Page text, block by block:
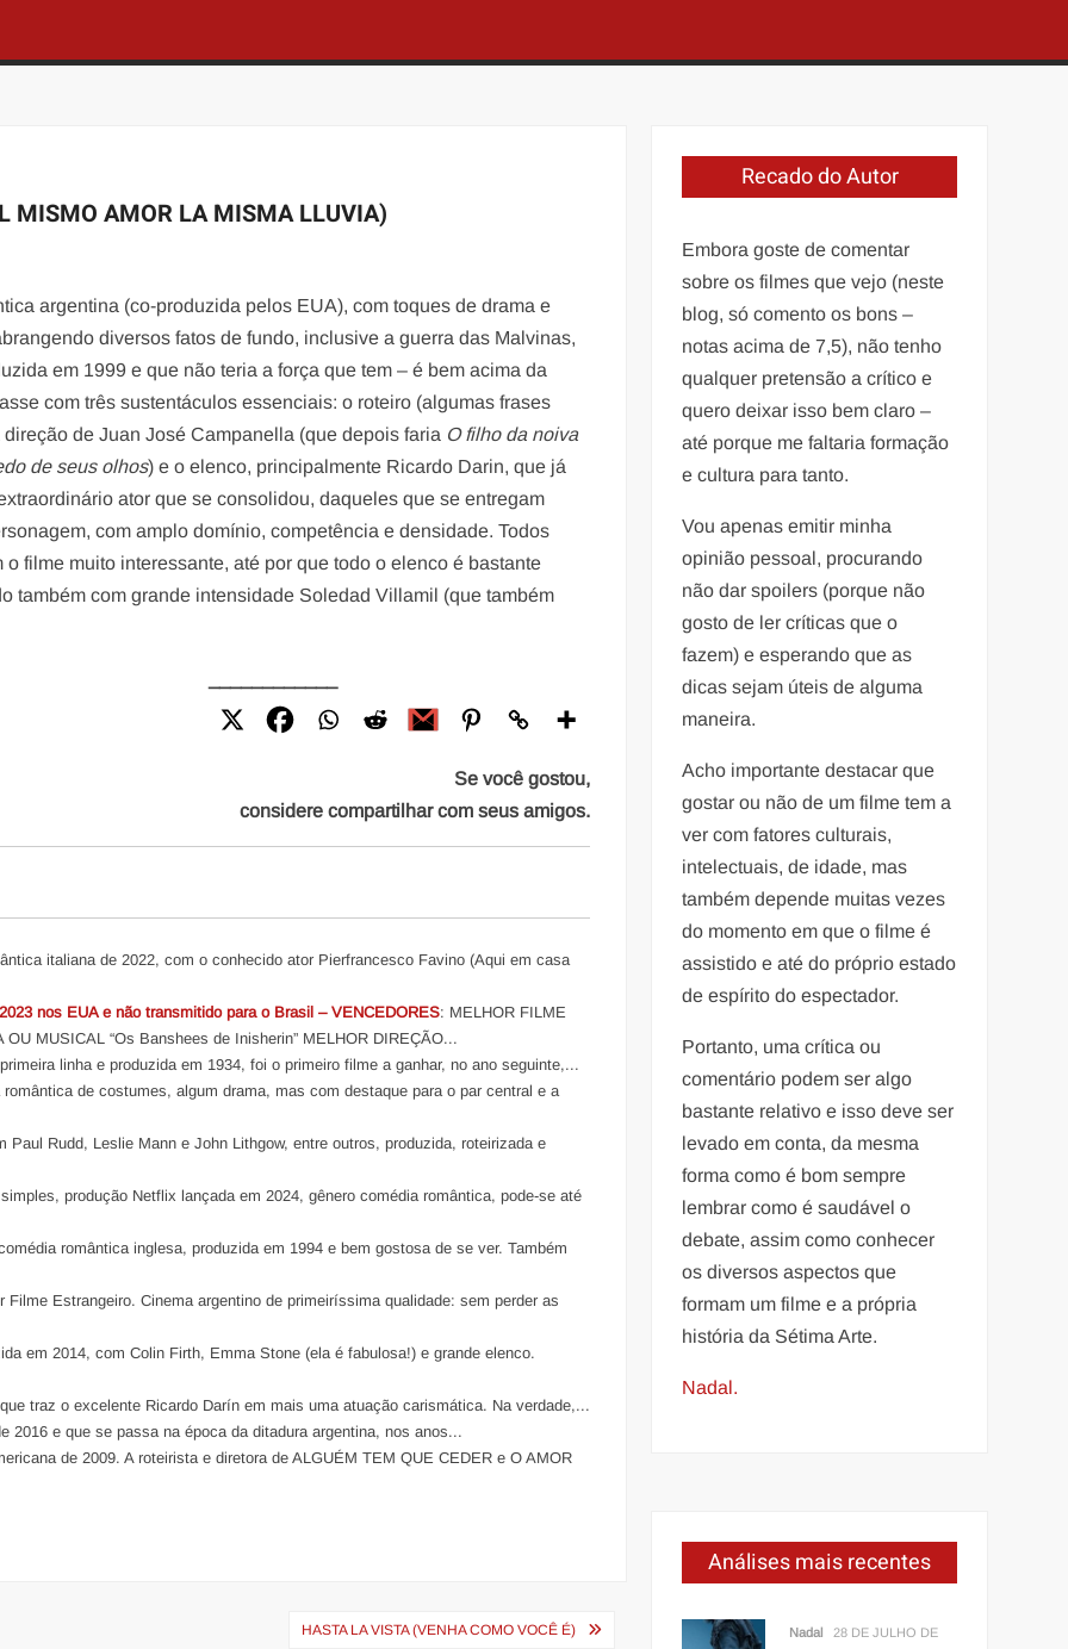
MISMO AMOR LA MISMA LLUVIA)
argentina (co-produzida pelos EUA), com toques de drama e
diversos fatos de fundo, inclusive a guerra das Malvinas,
em 1999 e que não teria a força que tem – é bem acima da
com três sustentáculos essenciais: o roteiro (algumas frases
direção de Juan José Campanella (que depois faria O filho da noiva
de seus olhos) e o elenco, principalmente Ricardo Darin, que já
ator que se consolidou, daqueles que se entregam
com amplo domínio, competência e densidade. Todos
o filme muito interessante, até por que todo o elenco é bastante
também com grande intensidade Soledad Villamil (que também
Se você gostou,
considere compartilhar com seus amigos.
italiana de 2022, com o conhecido ator Pierfrancesco Favino (Aqui em casa
nos EUA e não transmitido para o Brasil – VENCEDORES: MELHOR FILME
MUSICAL “Os Banshees de Inisherin” MELHOR DIREÇÃO...
linha e produzida em 1934, foi o primeiro filme a ganhar, no ano seguinte,...
romântica de costumes, algum drama, mas com destaque para o par central e a
Paul Rudd, Leslie Mann e John Lithgow, entre outros, produzida, roteirizada e
produção Netflix lançada em 2024, gênero comédia romântica, pode-se até
romântica inglesa, produzida em 1994 e bem gostosa de se ver. Também
Filme Estrangeiro. Cinema argentino de primeiríssima qualidade: sem perder as
em 2014, com Colin Firth, Emma Stone (ela é fabulosa!) e grande elenco.
traz o excelente Ricardo Darín em mais uma atuação carismática. Na verdade,...
2016 e que se passa na época da ditadura argentina, nos anos...
de 2009. A roteirista e diretora de ALGUÉM TEM QUE CEDER e O AMOR
HASTA LA VISTA (VENHA COMO VOCÊ É)
Recado do Autor
Embora goste de comentar
sobre os filmes que vejo (neste
blog, só comento os bons –
notas acima de 7,5), não tenho
qualquer pretensão a crítico e
quero deixar isso bem claro –
até porque me faltaria formação
e cultura para tanto.
Vou apenas emitir minha
opinião pessoal, procurando
não dar spoilers (porque não
gosto de ler críticas que o
fazem) e esperando que as
dicas sejam úteis de alguma
maneira.
Acho importante destacar que
gostar ou não de um filme tem a
ver com fatores culturais,
intelectuais, de idade, mas
também depende muitas vezes
do momento em que o filme é
assistido e até do próprio estado
de espírito do espectador.
Portanto, uma crítica ou
comentário podem ser algo
bastante relativo e isso deve ser
levado em conta, da mesma
forma como é bom sempre
lembrar como é saudável o
debate, assim como conhecer
os diversos aspectos que
formam um filme e a própria
história da Sétima Arte.
Nadal.
Análises mais recentes
Nadal
28 DE JULHO DE